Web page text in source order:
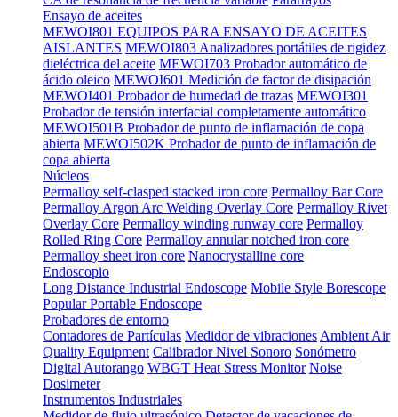
Ensayo de aceites
MEWOI801 EQUIPOS PARA ENSAYO DE ACEITES
AISLANTES MEWOI803 Analizadores portátiles de rigidez
dieléctrica del aceite MEWOI703 Probador automático de
ácido oleico MEWOI601 Medición de factor de disipación
MEWOI401 Probador de humedad de trazas MEWOI301
Probador de tensión interfacial completamente automático
MEWOI501B Probador de punto de inflamación de copa
abierta MEWOI502K Probador de punto de inflamación de
copa abierta
Núcleos
Permalloy self-clasped stacked iron core Permalloy Bar Core
Permalloy Argon Arc Welding Overlay Core Permalloy Rivet
Overlay Core Permalloy winding runway core Permalloy
Rolled Ring Core Permalloy annular notched iron core
Permalloy sheet iron core Nanocrystalline core
Endoscopio
Long Distance Industrial Endoscope Mobile Style Borescope
Popular Portable Endoscope
Probadores de entorno
Contadores de Partículas Medidor de vibraciones Ambient Air
Quality Equipment Calibrador Nivel Sonoro Sonómetro
Digital Autorango WBGT Heat Stress Monitor Noise
Dosimeter
Instrumentos Industriales